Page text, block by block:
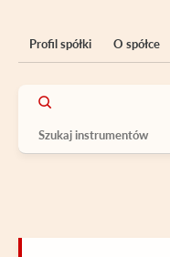
Profil spółki O spółce